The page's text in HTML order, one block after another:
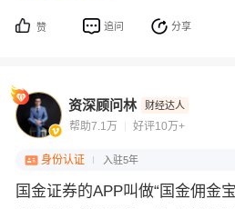
赞 追问 分享
资深顾问林 财经达人
帮助7.1万 好评10万+
身份认证 入驻5年
国金证券的APP叫做“国金佣金